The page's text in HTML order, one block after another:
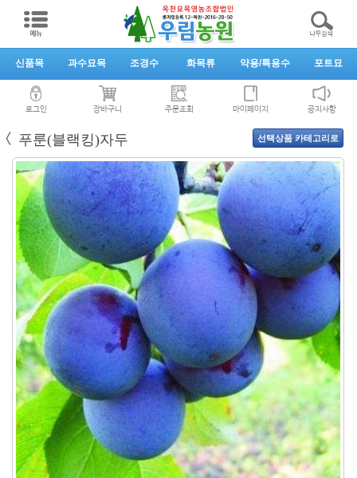
신품목 과수묘목 조경수 화목류 약용/특용수 포트묘
로그인 장바구니 주문조회 마이페이지 공지사항
〈 푸룬(블랙킹)자두